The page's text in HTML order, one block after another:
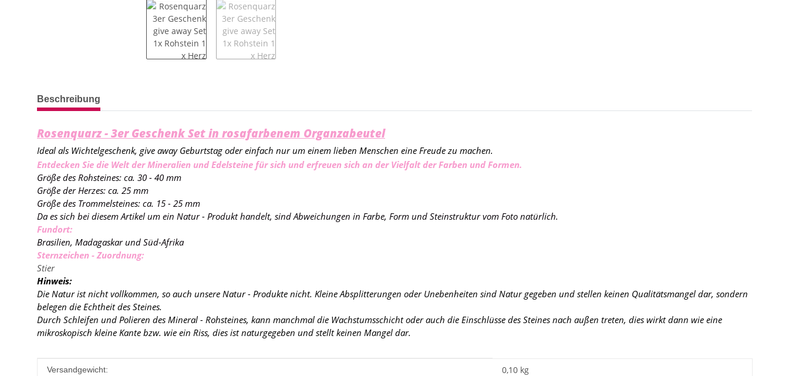
weitere Registerkarten anzeigen
Beschreibung
Rosenquarz - 3er Geschenk Set in rosafarbenem Organzabeutel
Ideal als Wichtelgeschenk, give away Geburtstag oder einfach nur um einem lieben Menschen eine Freude zu machen.
Entdecken Sie die Welt der Mineralien und Edelsteine für sich und erfreuen sich an der Vielfalt der Farben und Formen.
Größe des Rohsteines: ca. 30 - 40 mm
Größe der Herzes: ca. 25 mm
Größe des Trommelsteines: ca. 15 - 25 mm
Da es sich bei diesem Artikel um ein Natur - Produkt handelt, sind Abweichungen in Farbe, Form und Steinstruktur vom Foto natürlich.
Fundort:
Brasilien, Madagaskar und Süd-Afrika
Sternzeichen - Zuordnung:
Stier
Hinweis:
Die Natur ist nicht vollkommen, so auch unsere Natur - Produkte nicht. Kleine Absplitterungen oder Unebenheiten sind Natur gegeben und stellen keinen Qualitätsmangel dar, sondern
belegen die Echtheit des Steines.
Durch Schleifen und Polieren des Mineral - Rohsteines, kann manchmal die Wachstumsschicht oder auch die Einschlüsse des Steines nach außen treten, dies wirkt dann wie eine
mikroskopisch kleine Kante bzw. wie ein Riss, dies ist naturgegeben und stellt keinen Mangel dar.
Produkteigenschaft
Wert
Versandgewicht: 0,10 kg